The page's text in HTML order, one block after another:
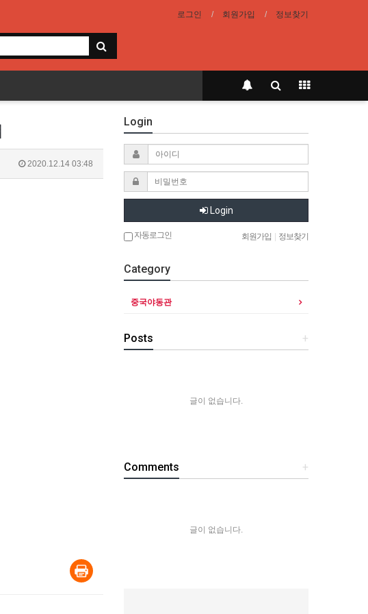
로그인 회원가입 정보찾기
2020.12.14 03:48
Login
Login
자동로그인 회원가입 정보찾기
Category
중국야동관
+
Posts
글이 없습니다.
+
Comments
글이 없습니다.